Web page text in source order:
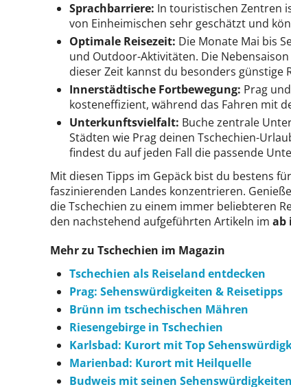
Sprachbarriere: In touristischen Zentren
von Einheimischen sehr geschätzt und
Optimale Reisezeit: Die Monate Mai bis
und Outdoor-Aktivitäten. Die
dieser Zeit kannst du besonders günstige
Innerstädtische Fortbewegung: Prag
kosteneffizient, während das Fahren mit
Unterkunftsvielfalt: Buche zentrale
Städten wie Prag deinen Tschechien-
findest du auf jeden Fall die passende
Mit diesen Tipps im Gepäck bist du bestens
faszinierenden Landes konzentrieren.
die Tschechien zu einem immer beliebteren
den nachstehend aufgeführten Artikeln im ab
Mehr zu Tschechien im Magazin
Tschechien als Reiseland entdecken
Prag: Sehenswürdigkeiten & Reisetipps
Brünn im tschechischen Mähren
Riesengebirge in Tschechien
Karlsbad: Kurort mit Top
Marienbad: Kurort mit Heilquelle
Budweis mit seinen Sehenswürdigkeiten